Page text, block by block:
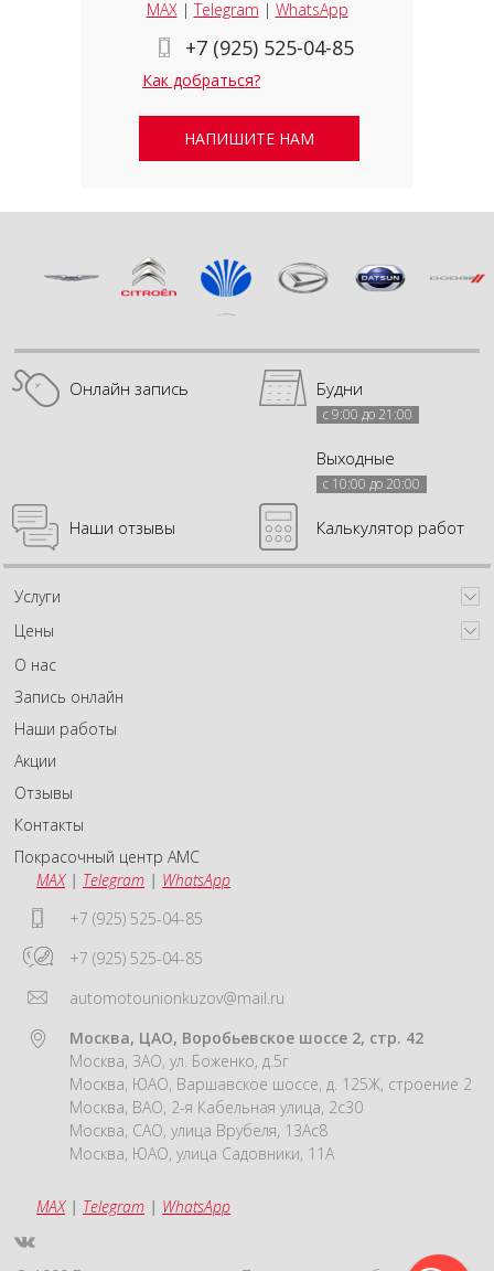
MAX|Telegram | WhatsApp
+7 (925) 525-04-85
Как добраться?
НАПИШИТЕ НАМ
Онлайн запись Будни
с 9:00 до 21:00
Выходные
с 10:00 до 20:00
Наши отзывы Калькулятор работ
Услуги
Цены
О нас
Запись онлайн
Наши работы
Акции
Отзывы
Контакты
Покрасочный центр АМС
MAX| Telegram | WhatsApp
+7 (925) 525-04-85
+7 (925) 525-04-85
automotounionkuzov@mail.ru
Москва, ЦАО, Воробьевское шоссе 2, стр. 42
Москва, ЗАО, ул. Боженко, д.5г
Москва, ЮАО, Варшавское шоссе, д. 125Ж, строение 2
Москва, ВАО, 2-я Кабельная улица, 2с30
Москва, САО, улица Врубеля, 13Ас8
Москва, ЮАО, улица Садовники, 11А
MAX| Telegram | WhatsApp